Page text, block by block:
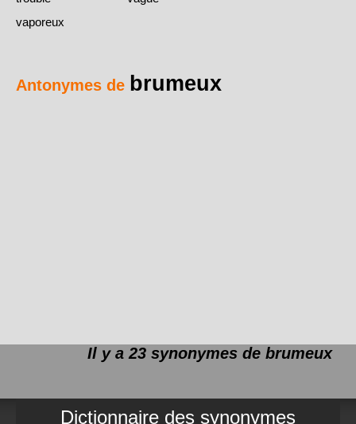
vaporeux
Antonymes de brumeux
Il y a 23 synonymes de brumeux
Dictionnaire des synonymes